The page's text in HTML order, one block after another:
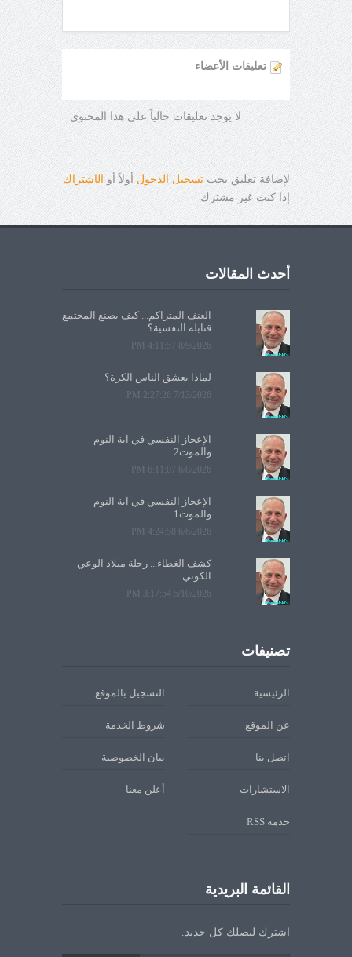
تعليقات الأعضاء
لا يوجد تعليقات حالياً على هذا المحتوى
لإضافة تعليق يجبتسجيل الدخول أولاً أو الاشتراك
إذا كنت غير مشترك
أحدث المقالات
العنف المتراكم... كيف يصنع المجتمع
قنابله النفسية؟
8/9/2026 4:11:57 PM
لماذا يعشق الناس الكرة؟
7/13/2026 2:27:26 PM
الإعجاز النفسي في آية النوم
والموت2
6/8/2026 6:11:07 PM
الإعجاز النفسي في آية النوم
والموت1
6/6/2026 4:24:58 PM
كشف الغطاء... رحلة ميلاد الوعي
الكوني
5/10/2026 3:17:54 PM
تصنيفات
الرئيسية التسجيل بالموقع
عن الموقع شروط الخدمة
اتصل بنا بيان الخصوصية
الاستشارات أعلن معنا
خدمة RSS
القائمة البريدية
اشترك ليصلك كل جديد.